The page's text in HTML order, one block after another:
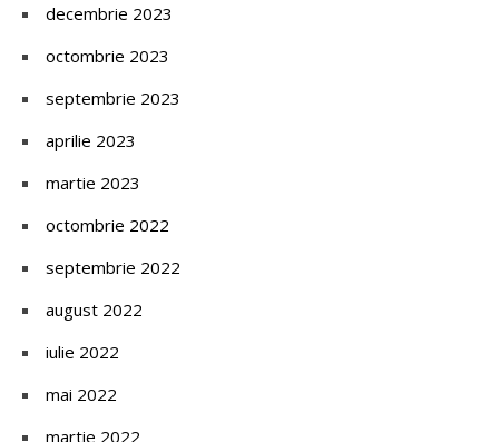
decembrie 2023
octombrie 2023
septembrie 2023
aprilie 2023
martie 2023
octombrie 2022
septembrie 2022
august 2022
iulie 2022
mai 2022
martie 2022